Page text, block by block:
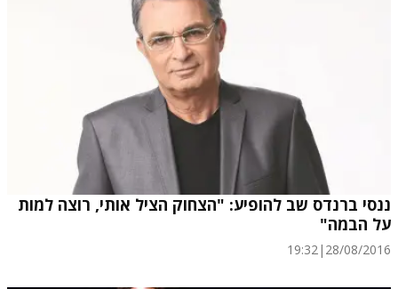
ננסי ברנדס שב להופיע: "הצחוק הציל אותי, רוצה למות
על הבמה"
28/08/2016
|
19:32